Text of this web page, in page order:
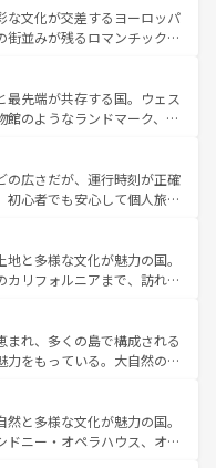
で訪れる人を魅了する。 なお、新着のスペイン情報は コ
い。
豊かな自然が、訪れる者を心
スは美食の国としても知ら
るランス、プロヴァンスの
多彩な楽しみ方が可能だ。さ
力が溢れており、どの街角に
で全く異なる文化を体験で
着のフランス情報はコンテンツ一覧
な文化が交差するヨーロッパ
街並みが残るロマンチック街
ても飽きることがない。ベ
ルン州のアルプスの絶景、そ
といった風景は必見。ビール
い。 なお、新着の
を参照してほしい。
最先端が共存する国。ウェス
館のようなランドマーク、歴
また、優雅なアフタヌーン
らない英国パブ、サッカー観
る体験も豊富。イギリスを旅
の広さだが、運行時刻が正確
初心者でも安心して個人旅行
イスならではのユニークな
けでなく町歩きも満喫する
高いため物価も高いが、旅行
ともできる。 なお、新
一覧 を参照してほしい。
と多様な文化が魅力の国。
カリフォルニアまで、訪れる
ョッピング、エンターテイ
スポットだ。一方、アメリカ
ランドキャニオンやイエロー
楽と美食が融合した独特の
の各地域で異なる魅力を楽
かな歴史を感じることができ
まれ、多くの島で構成される
力をもっている。大自然の神
番の観光地といえばオアフ
らマウイ島やカウアイ島が
ンに輝く海をはじめ、豊かな
と多様な文化が魅力の国。
ドニー・オペラハウス、オー